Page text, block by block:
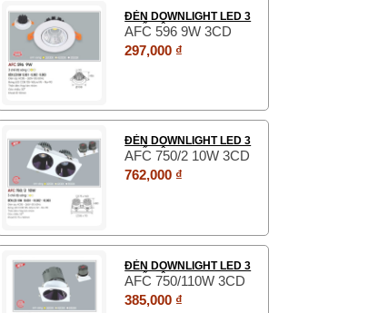
ĐÈN DOWNLIGHT LED 3
CHẾ ĐỘ
AFC 596 9W 3CD
297,000 ₫
ĐÈN DOWNLIGHT LED 3
CHẾ ĐỘ
AFC 750/2 10W 3CD
762,000 ₫
ĐÈN DOWNLIGHT LED 3
CHẾ ĐỘ
AFC 750/110W 3CD
385,000 ₫